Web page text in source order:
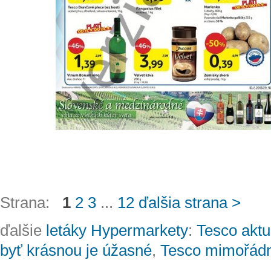
Strana: 1 2 3 ... 12 ďalšia strana >
ďalšie letáky Hypermarkety: Tesco
byť krásnou je úžasné, Tesco